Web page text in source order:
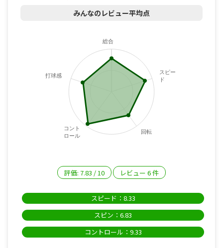
みんなのレビュー平均点
総合
スピー
ド
回転
コント
ロール
打球感
評価: 7.83 / 10 レビュー 6件
スピード：8.33
スピン：6.83
コントロール：9.33